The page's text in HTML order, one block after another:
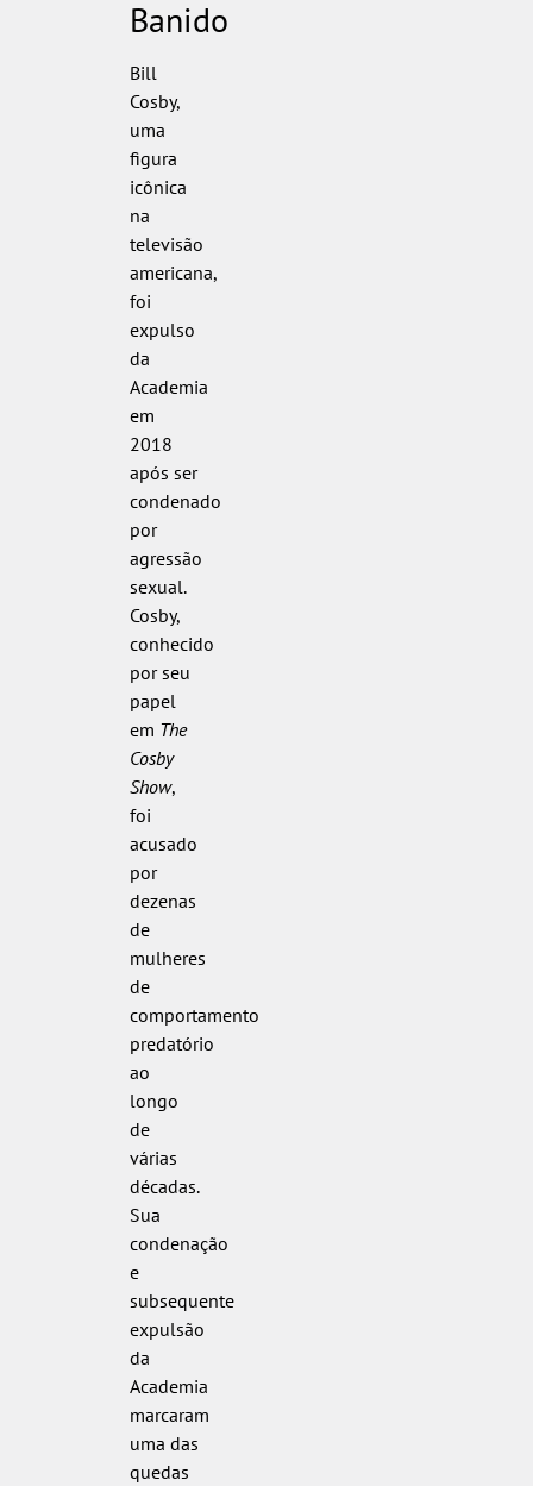
Banido
Bill
Cosby,
uma
figura
icônica
na
televisão
americana,
foi
expulso
da
Academia
em
2018
após ser
condenado
por
agressão
sexual.
Cosby,
conhecido
por seu
papel
em The
Cosby
Show,
foi
acusado
por
dezenas
de
mulheres
de
comportamento
predatório
ao
longo
de
várias
décadas.
Sua
condenação
e
subsequente
expulsão
da
Academia
marcaram
uma das
quedas